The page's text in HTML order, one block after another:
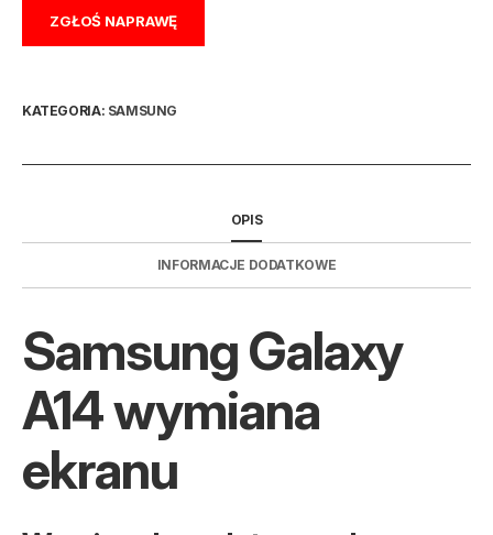
ZGŁOŚ NAPRAWĘ
KATEGORIA: SAMSUNG
OPIS
INFORMACJE DODATKOWE
Samsung Galaxy
A14 wymiana
ekranu